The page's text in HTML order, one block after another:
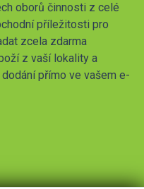
oborů činnosti z celé
příležitosti pro
zcela zdarma
z vaší lokality a
přímo ve vašem e-